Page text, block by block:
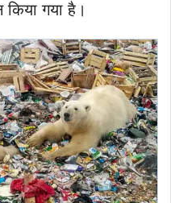
किया गया है।